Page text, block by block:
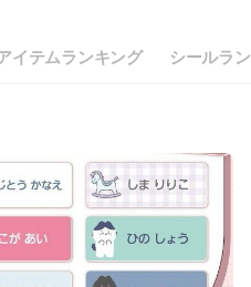
イテムランキング シールラ